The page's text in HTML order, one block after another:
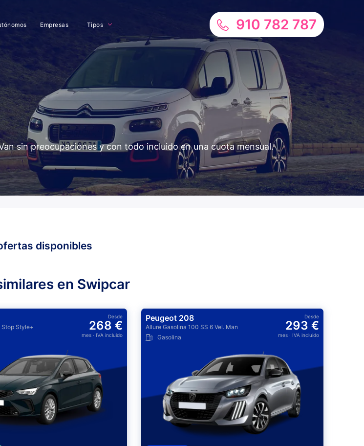
Empresas Tipos 910 782 787
sin preocupaciones y con todo incluido en una cuota mensual.
disponibles
en Swipcar
Stop Style+
Desde
268 €
mes· IVA incluido
Peugeot 208
Allure Gasolina 100 SS 6 Vel. Man
Gasolina
Desde
293 €
mes· IVA incluido